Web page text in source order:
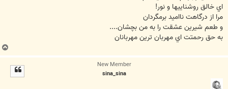
اي خالق روشناييها و نور!
مرا از درگاهت نااميد برمگردان
و طعم شيرين عشقت را به من بچشان....
به حق رحمتت اي مهربان ترين مهربانان
ب
ا
New Member
sina_sina